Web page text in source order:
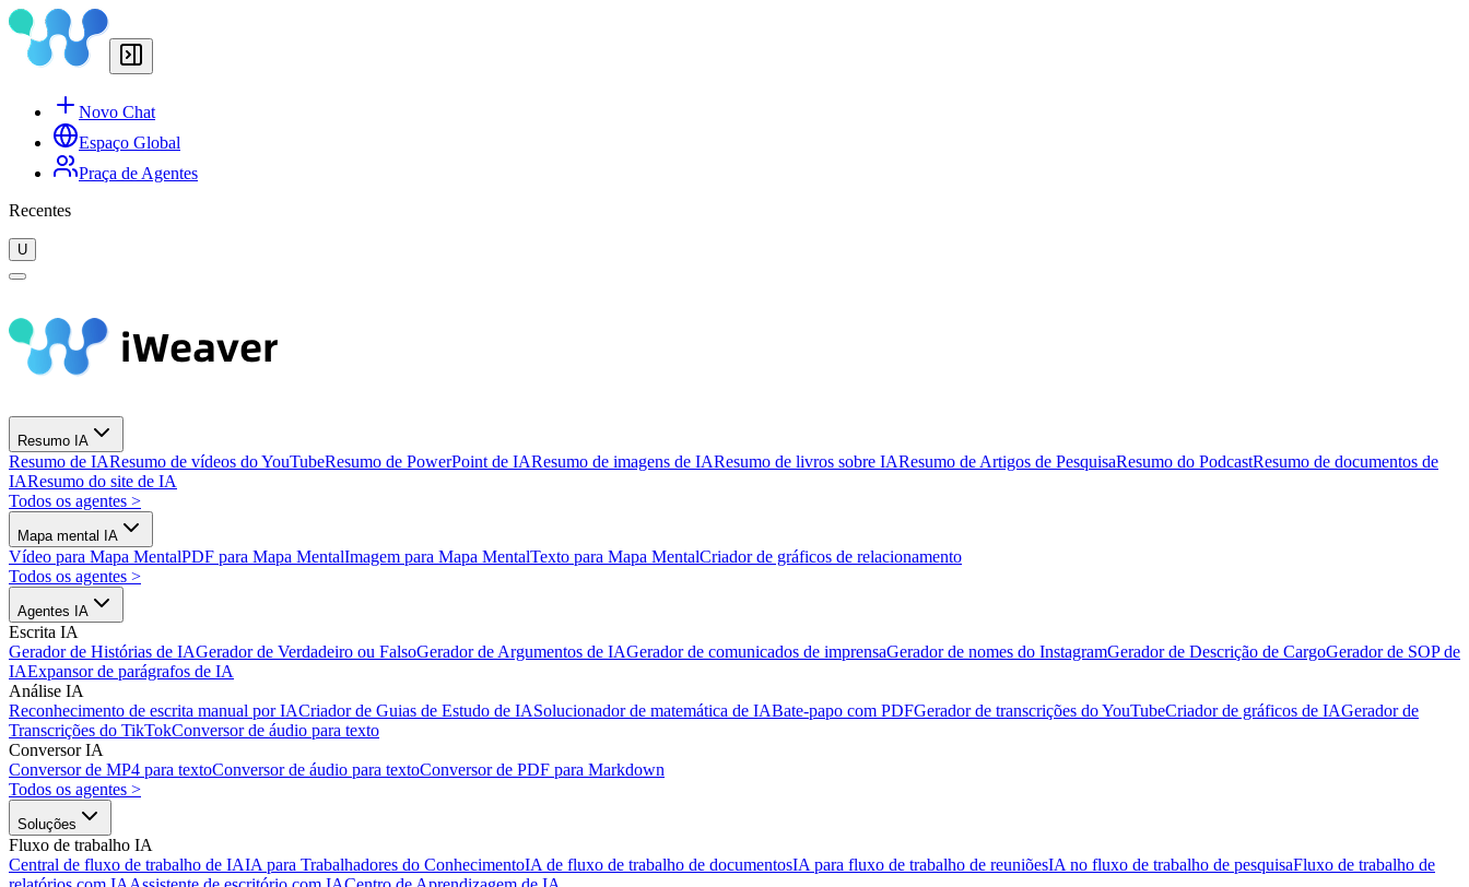
Novo Chat
Espaço Global
Praça de Agentes
Recentes
U
Resumo IA
Resumo de IAResumo de vídeos do YouTubeResumo de PowerPoint de IAResumo de imagens de IAResumo de livros sobre IAResumo de Artigos de PesquisaResumo do PodcastResumo de documentos de
IAResumo do site de IA
Todos os agentes >
Mapa mental IA
Vídeo para Mapa MentalPDF para Mapa MentalImagem para Mapa MentalTexto para Mapa MentalCriador de gráficos de relacionamento
Todos os agentes >
Agentes IA
Escrita IA
Gerador de Histórias de IAGerador de Verdadeiro ou FalsoGerador de Argumentos de IAGerador de comunicados de imprensaGerador de nomes do InstagramGerador de Descrição de CargoGerador de SOP de
IAExpansor de parágrafos de IA
Análise IA
Reconhecimento de escrita manual por IACriador de Guias de Estudo de IASolucionador de matemática de IABate-papo com PDFGerador de transcrições do YouTubeCriador de gráficos de IAGerador de
Transcrições do TikTokConversor de áudio para texto
Conversor IA
Conversor de MP4 para textoConversor de áudio para textoConversor de PDF para Markdown
Todos os agentes >
Soluções
Fluxo de trabalho IA
Central de fluxo de trabalho de IAIA para Trabalhadores do ConhecimentoIA de fluxo de trabalho de documentosIA para fluxo de trabalho de reuniõesIA no fluxo de trabalho de pesquisaFluxo de trabalho de